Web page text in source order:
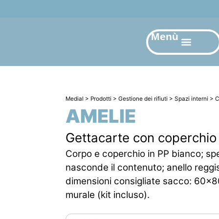
Menù
Medial > Prodotti >Gestione dei rifiuti >Spazi interni >
AMELIE
Gettacarte con
Corpo e coperchio in PP bianco;
nasconde il contenuto; anello
dimensioni consigliate sacco:
murale (kit incluso).